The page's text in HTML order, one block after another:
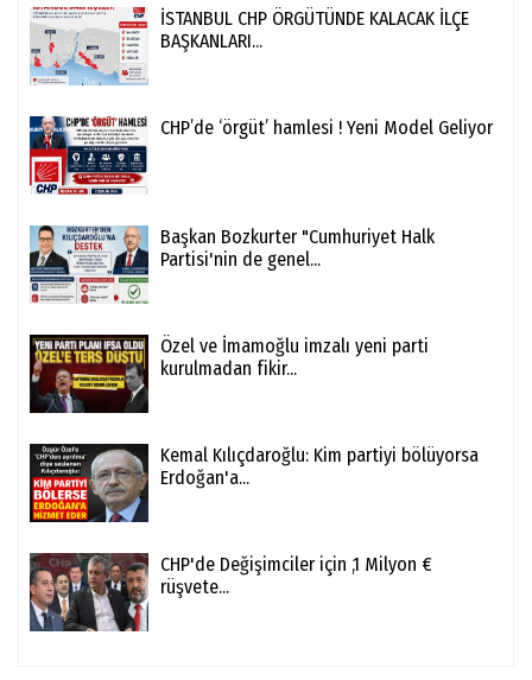
İSTANBUL CHP ÖRGÜTÜNDE KALACAK İLÇE
BAŞKANLARI...
CHP’de ‘örgüt’ hamlesi ! Yeni Model Geliyor
Başkan Bozkurter "Cumhuriyet Halk
Partisi'nin de genel...
Özel ve İmamoğlu imzalı yeni parti
kurulmadan fikir...
Kemal Kılıçdaroğlu: Kim partiyi bölüyorsa
Erdoğan'a...
CHP'de Değişimciler için ,1 Milyon €
rüşvete...